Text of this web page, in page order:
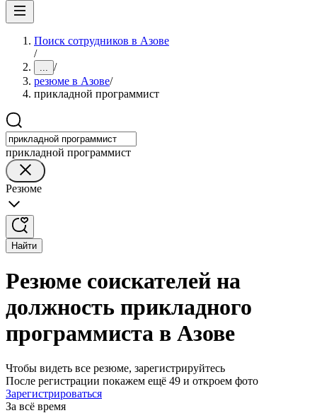
Поиск сотрудников в Азове
/
... /
резюме в Азове/
прикладной программист
прикладной программист
Резюме
Найти
Резюме соискателей на
должность прикладного
программиста в Азове
Чтобы видеть все резюме, зарегистрируйтесь
После регистрации покажем ещё 49 и откроем фото
Зарегистрироваться
За всё время